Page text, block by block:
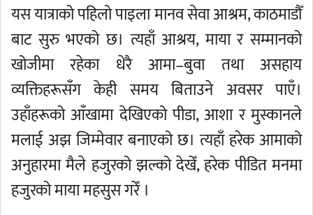
यस यात्राको पहिलो पाइला मानव सेवा आश्रम, काठमाडौँ
बाट सुरु भएको छ। त्यहाँ आश्रय, माया र सम्मानको
खोजीमा रहेका धेरै आमा–बुवा तथा असहाय
व्यक्तिहरूसँग केही समय बिताउने अवसर पाएँ।
उहाँहरूको आँखामा देखिएको पीडा, आशा र मुस्कानले
मलाई अझ जिम्मेवार बनाएको छ। त्यहाँ हरेक आमाको
अनुहारमा मैले हजुरको झल्को देखेँ, हरेक पीडित मनमा
हजुरको माया महसुस गरेँ ।